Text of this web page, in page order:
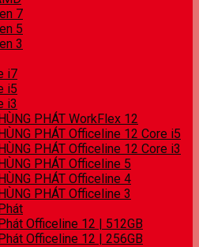
7
5
3
i7
i5
i3
PHÁT WorkFlex 12
PHÁT Officeline 12 Core i5
PHÁT Officeline 12 Core i3
PHÁT Officeline 5
PHÁT Officeline 4
PHÁT Officeline 3
Officeline 12 | 512GB
Officeline 12 | 256GB